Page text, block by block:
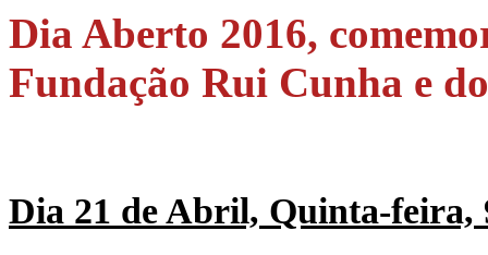
Dia Aberto 2016,
Fundação Rui Cunha e
Dia 21 de Abril, Quinta-feira,